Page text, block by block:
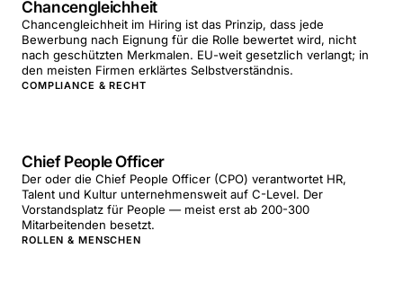
Chancengleichheit
Chancengleichheit im Hiring ist das Prinzip, dass jede
Bewerbung nach Eignung für die Rolle bewertet wird, nicht
nach geschützten Merkmalen. EU-weit gesetzlich verlangt; in
den meisten Firmen erklärtes Selbstverständnis.
COMPLIANCE & RECHT
Chief People Officer
Der oder die Chief People Officer (CPO) verantwortet HR,
Talent und Kultur unternehmensweit auf C-Level. Der
Vorstandsplatz für People — meist erst ab 200-300
Mitarbeitenden besetzt.
ROLLEN & MENSCHEN